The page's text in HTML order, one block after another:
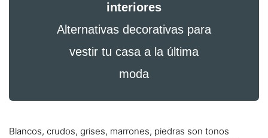
interiores
Alternativas decorativas para
vestir tu casa a la última
moda
Blancos, crudos, grises, marrones, piedras son tonos